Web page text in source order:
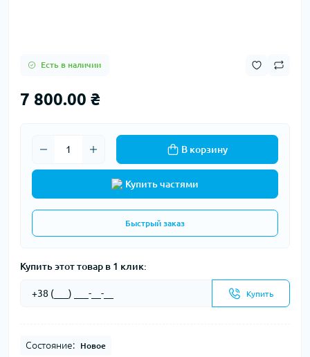
Есть в наличии
7 800.00 ₴
В корзину
Купить частями
Быстрый заказ
Купить этот товар в 1 клик:
Купить
Состояние: Новое